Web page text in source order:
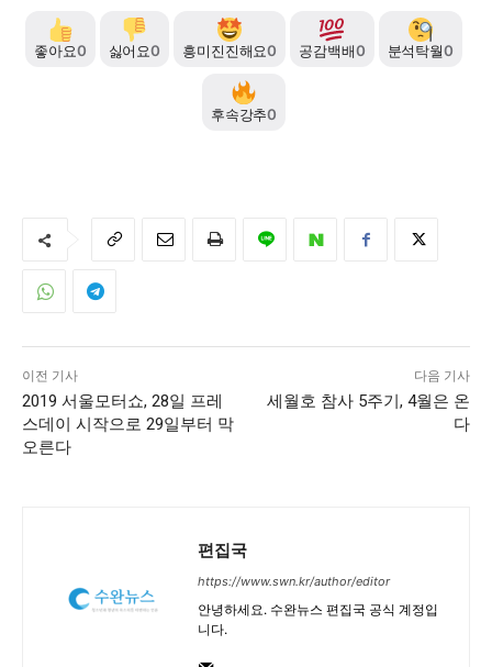
좋아요0 싫어요0 흥미진진해요0 공감백배0 분석탁월0
후속강추0
이전 기사
2019 서울모터쇼, 28일 프레
스데이 시작으로 29일부터 막
오른다
다음 기사
세월호 참사 5주기, 4월은 온
다
편집국
https://www.swn.kr/author/editor
안녕하세요. 수완뉴스 편집국 공식 계정입
니다.